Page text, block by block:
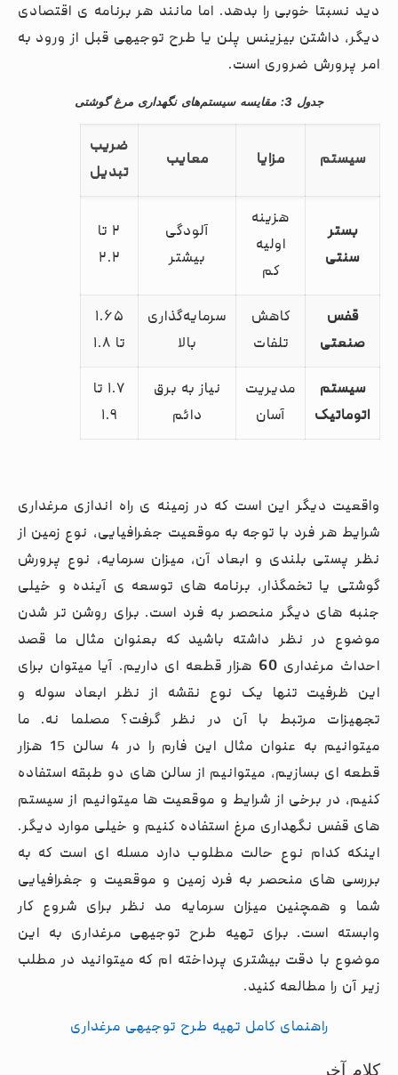
دید نسبتا خوبی را بدهد. اما مانند هر برنامه ی اقتصادی
دیگر، داشتن بیزینس پلن یا طرح توجیهی قبل از ورود به
امر پرورش ضروری است.
جدول 3: مقایسه سیستم‌های نگهداری مرغ گوشتی
سیستم مزایا معایب
ضریب
تبدیل
بستر
سنتی
هزینه
اولیه
کم
آلودگی
بیشتر
۲ تا
۲.۲
قفس
صنعتی
کاهش
تلفات
سرمایه‌گذاری
بالا
۱.۶۵
تا ۱.۸
سیستم
اتوماتیک
مدیریت
آسان
نیاز به برق
دائم
۱.۷ تا
۱.۹
واقعیت دیگر این است که در زمینه ی راه اندازی مرغداری
شرایط هر فرد با توجه به موقعیت جغرافیایی، نوع زمین از
نظر پستی بلندی و ابعاد آن، میزان سرمایه، نوع پرورش
گوشتی یا تخمگذار، برنامه های توسعه ی آینده و خیلی
جنبه های دیگر منحصر به فرد است. برای روشن تر شدن
موضوع در نظر داشته باشید که بعنوان مثال ما قصد
احداث مرغداری 60 هزار قطعه ای داریم. آیا میتوان برای
این ظرفیت تنها یک نوع نقشه از نظر ابعاد سوله و
تجهیزات مرتبط با آن در نظر گرفت؟ مصلما نه. ما
میتوانیم به عنوان مثال این فارم را در 4 سالن 15 هزار
قطعه ای بسازیم، میتوانیم از سالن های دو طبقه استفاده
کنیم، در برخی از شرایط و موقعیت ها میتوانیم از سیستم
های قفس نگهداری مرغ استفاده کنیم و خیلی موارد دیگر.
اینکه کدام نوع حالت مطلوب دارد مسله ای است که به
بررسی های منحصر به فرد زمین و موقعیت و جغرافیایی
شما و همچنین میزان سرمایه مد نظر برای شروع کار
وابسته است. برای تهیه طرح توجیهی مرغداری به این
موضوع با دقت بیشتری پرداخته ام که میتوانید در مطلب
زیر آن را مطالعه کنید.
راهنمای کامل تهیه طرح توجیهی مرغداری
کلام آخر